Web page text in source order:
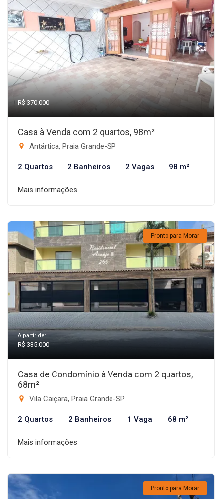
R$ 370.000
Casa à Venda com 2 quartos, 98m²
Antártica, Praia Grande-SP
2 Quartos 2 Banheiros 2 Vagas 98 m²
Mais informações
Pronto para Morar
A partir de:
R$ 335.000
Casa de Condomínio à Venda com 2 quartos,
68m²
Vila Caiçara, Praia Grande-SP
2 Quartos 2 Banheiros 1 Vaga 68 m²
Mais informações
Pronto para Morar